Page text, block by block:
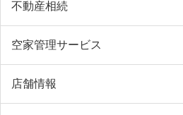
不動産相続
空家管理サービス
店舗情報